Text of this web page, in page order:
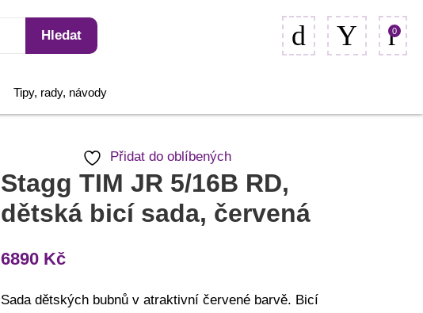
Hledat 0
Tipy, rady, návody
Přidat do oblíbených
Stagg TIM JR 5/16B RD,
dětská bicí sada, červená
6890 Kč
Sada dětských bubnů v atraktivní červené barvě. Bicí